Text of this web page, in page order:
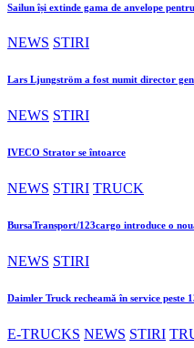
Sailun își extinde gama de anvelope
NEWS STIRI
Lars Ljungström a fost numit director
NEWS STIRI
IVECO Strator se întoarce
NEWS STIRI TRUCK
BursaTransport/123cargo introduce o
NEWS STIRI
Daimler Truck recheamă în service peste
E-TRUCKS NEWS STIRI